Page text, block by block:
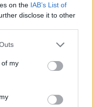
on the IAB’s List of
disclose it to other
of my